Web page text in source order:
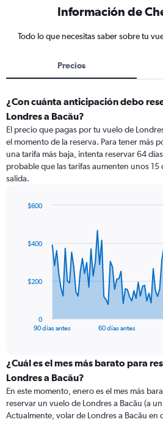
Información de
Todo lo que necesitas saber sobre tu
Precios
¿Con cuánta anticipación debo
Londres a Bacău?
El precio que pagas por tu vuelo de
el momento de la reserva. Para tener más
una tarifa más baja, intenta reservar 64
probable que las tarifas aumenten unos 15
salida.
data
The
categories.
Range:
categories.
The
90 días antes 60 días antes
0
$200
$400
$600
¿Cuál es el mes más barato para
Londres a Bacău?
En este momento, enero es el mes más
reservar un vuelo de Londres a Bacău (a
Actualmente, volar de Londres a Bacău en